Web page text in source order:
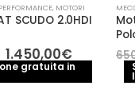
,MOTORI
€Il
prezzo
attuale
in
MECCANICA E
Motore AMF
Polo 1.4TDI
650,00
Il